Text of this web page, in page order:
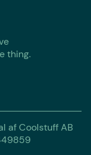
thing.
af Coolstuff AB